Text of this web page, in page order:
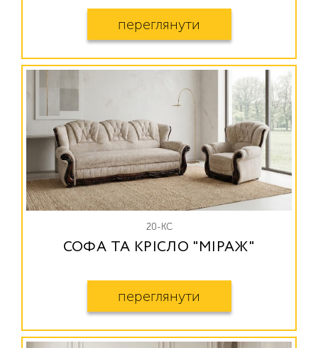
переглянути
20-КС
СОФА ТА КРІСЛО "МІРАЖ"
переглянути